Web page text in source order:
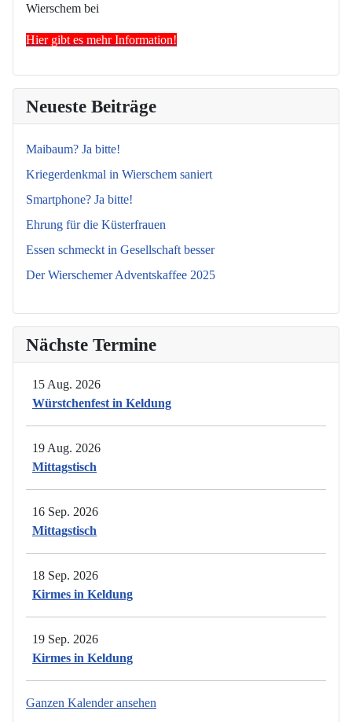
Wierschem bei
Hier gibt es mehr Information!
Neueste Beiträge
Maibaum? Ja bitte!
Kriegerdenkmal in Wierschem saniert
Smartphone? Ja bitte!
Ehrung für die Küsterfrauen
Essen schmeckt in Gesellschaft besser
Der Wierschemer Adventskaffee 2025
Nächste Termine
15 Aug. 2026
Würstchenfest in Keldung
19 Aug. 2026
Mittagstisch
16 Sep. 2026
Mittagstisch
18 Sep. 2026
Kirmes in Keldung
19 Sep. 2026
Kirmes in Keldung
Ganzen Kalender ansehen